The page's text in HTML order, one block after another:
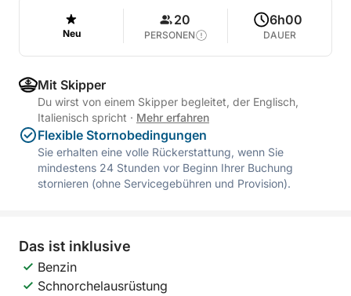
Neu
20
PERSONEN
6h00
DAUER
Mit Skipper
Du wirst von einem Skipper begleitet, der Englisch,
Italienisch spricht · Mehr erfahren
Flexible Stornobedingungen
Sie erhalten eine volle Rückerstattung, wenn Sie
mindestens 24 Stunden vor Beginn Ihrer Buchung
stornieren (ohne Servicegebühren und Provision).
Das ist inklusive
Benzin
Schnorchelausrüstung